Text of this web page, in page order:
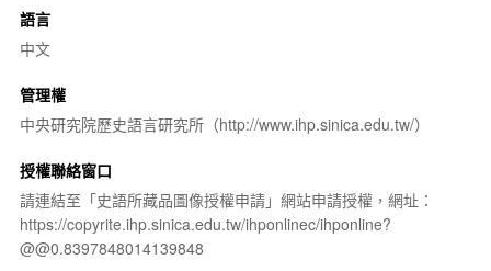
語言
中文
管理權
中央研究院歷史語言研究所（http://www.ihp.sinica.edu.tw/）
授權聯絡窗口
請連結至「史語所藏品圖像授權申請」網站申請授權，網址：
https://copyrite.ihp.sinica.edu.tw/ihponlinec/ihponline?
@@0.8397848014139848